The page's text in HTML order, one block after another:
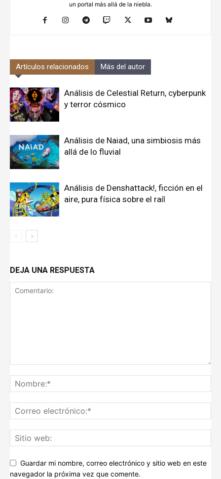
un portal más allá de la niebla.
Artículos relacionados Más del autor
Análisis de Celestial Return, cyberpunk
y terror cósmico
Análisis de Naiad, una simbiosis más
allá de lo fluvial
Análisis de Denshattack!, ficción en el
aire, pura física sobre el raíl
DEJA UNA RESPUESTA
Guardar mi nombre, correo electrónico y sitio web en este
navegador la próxima vez que comente.